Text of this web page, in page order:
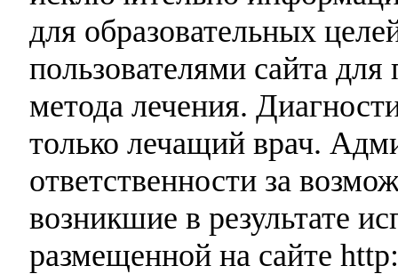
для образовательных
пользователями сайта
метода лечения.
только лечащий врач.
ответственности за
возникшие в результате
размещенной на сайте